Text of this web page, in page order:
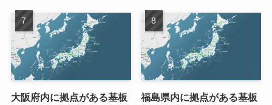
大阪府内に拠点がある基板
福島県内に拠点がある基板